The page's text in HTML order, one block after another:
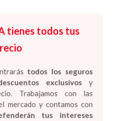
tienes todos tus
todos los seguros
exclusivos y
Trabajamos con las
mercado y contamos con
tus intereses